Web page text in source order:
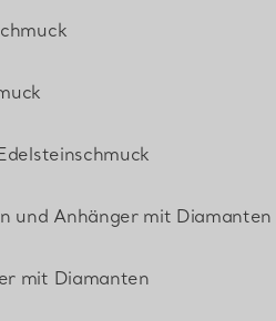
und Anhänger mit Diamanten
mit Diamanten